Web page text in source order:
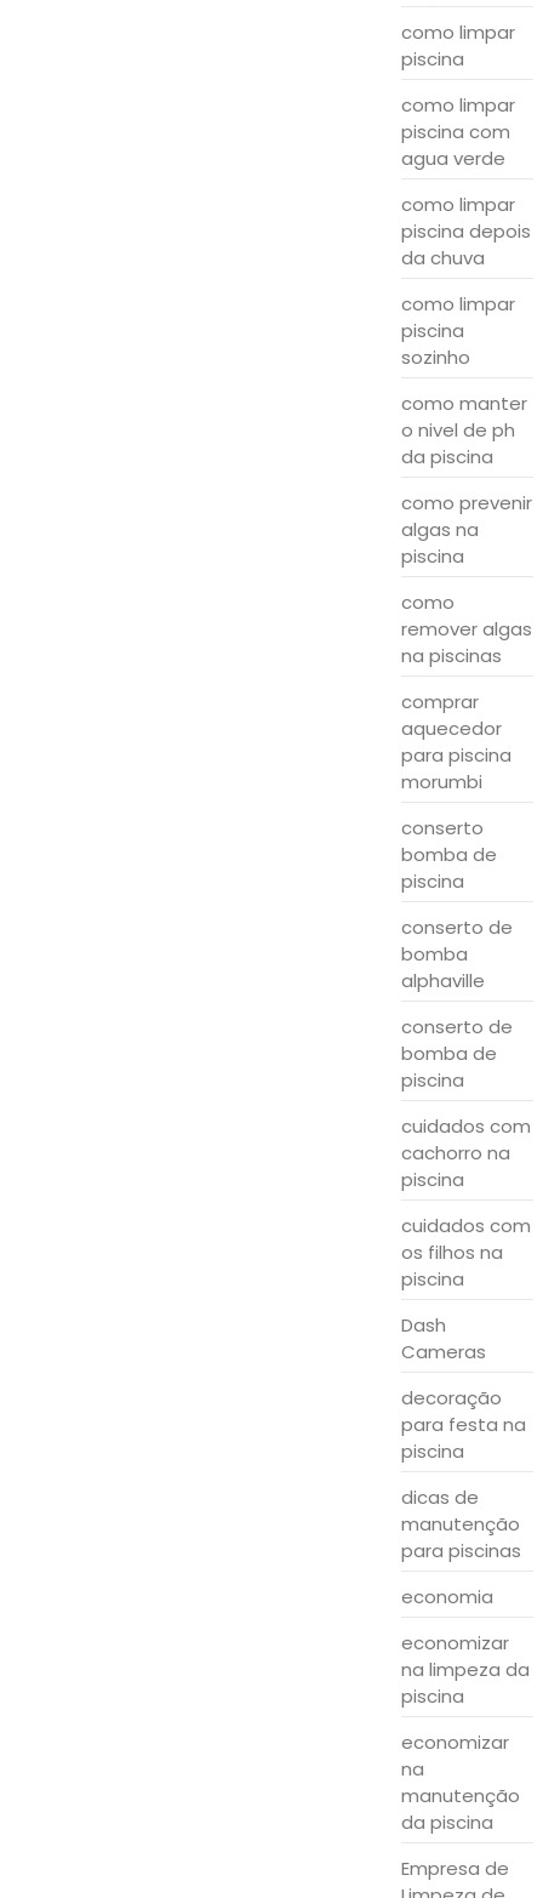
como limpar
piscina
como limpar
piscina com
agua verde
como limpar
piscina depois
da chuva
como limpar
piscina
sozinho
como manter
o nivel de ph
da piscina
como prevenir
algas na
piscina
como
remover algas
na piscinas
comprar
aquecedor
para piscina
morumbi
conserto
bomba de
piscina
conserto de
bomba
alphaville
conserto de
bomba de
piscina
cuidados com
cachorro na
piscina
cuidados com
os filhos na
piscina
Dash
Cameras
decoração
para festa na
piscina
dicas de
manutenção
para piscinas
economia
economizar
na limpeza da
piscina
economizar
na
manutenção
da piscina
Empresa de